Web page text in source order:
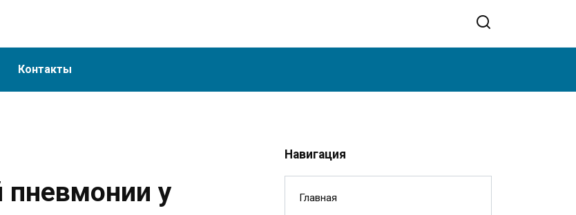
Контакты
пневмонии у
Навигация
Главная